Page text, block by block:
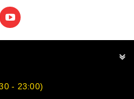
- 23:00)